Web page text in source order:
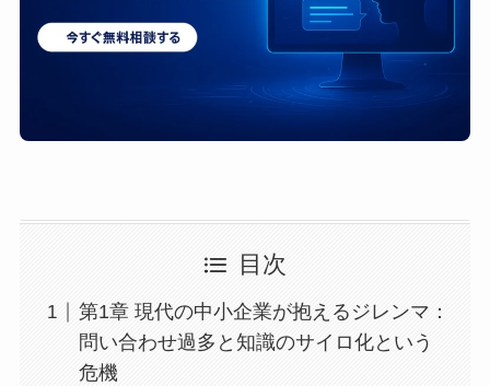
目次
第1章 現代の中小企業が抱えるジレンマ：
問い合わせ過多と知識のサイロ化という
危機